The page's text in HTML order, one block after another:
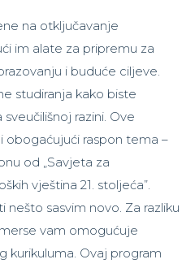
na otključavanje
im alate za pripremu za
i buduće ciljeve.
studiranja kako biste
razini. Ove
obogaćujući raspon tema –
od „Savjeta za
vještina 21. stoljeća”.
nešto sasvim novo. Za razliku
vam omogućuje
kurikuluma. Ovaj program